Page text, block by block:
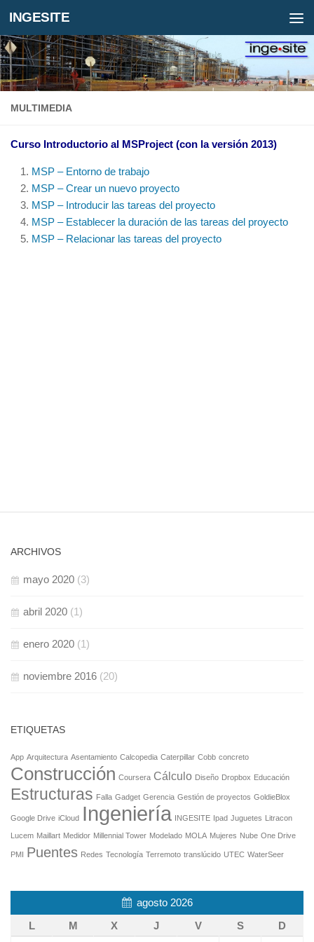
INGESITE
MULTIMEDIA
Curso Introductorio al MSProject (con la versión 2013)
MSP – Entorno de trabajo
MSP – Crear un nuevo proyecto
MSP – Introducir las tareas del proyecto
MSP – Establecer la duración de las tareas del proyecto
MSP – Relacionar las tareas del proyecto
ARCHIVOS
mayo 2020 (3)
abril 2020 (1)
enero 2020 (1)
noviembre 2016 (20)
ETIQUETAS
App Arquitectura Asentamiento Calcopedia Caterpillar Cobb concreto
Construcción Coursera Cálculo Diseño Dropbox Educación
Estructuras Falla Gadget Gerencia Gestión de proyectos GoldieBlox
Google Drive iCloud Ingeniería INGESITE Ipad Juguetes Litracon
Lucem Maillart Medidor Millennial Tower Modelado MOLA Mujeres Nube One Drive
PMI Puentes Redes Tecnología Terremoto translúcido UTEC WaterSeer
agosto 2026
L
M X J V S
D